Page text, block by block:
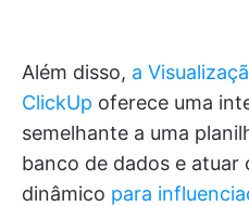
Além disso, a
ClickUp oferece uma
semelhante a uma
banco de dados e atuar
dinâmico para